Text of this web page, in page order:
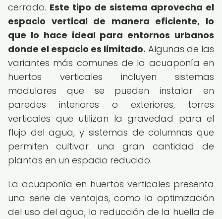
cerrado. Este tipo de sistema aprovecha el
espacio vertical de manera eficiente, lo
que lo hace ideal para entornos urbanos
donde el espacio es limitado. Algunas de las
variantes más comunes de la acuaponía en
huertos verticales incluyen sistemas
modulares que se pueden instalar en
paredes interiores o exteriores, torres
verticales que utilizan la gravedad para el
flujo del agua, y sistemas de columnas que
permiten cultivar una gran cantidad de
plantas en un espacio reducido.
La acuaponía en huertos verticales presenta
una serie de ventajas, como la optimización
del uso del agua, la reducción de la huella de